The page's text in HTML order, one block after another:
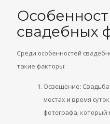
свадебных
Среди особенностей
такие факторы:
Освещение:
местах и время
фотографа,